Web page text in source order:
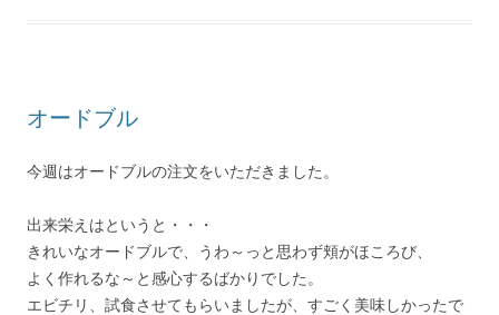
オードブル
今週はオードブルの注文をいただきました。
出来栄えはというと・・・
きれいなオードブルで、うわ～っと思わず頬がほころび、
よく作れるな～と感心するばかりでした。
エビチリ、試食させてもらいましたが、すごく美味しかったで